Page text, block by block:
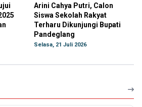
Arini Cahya Putri, Calon
Siswa Sekolah Rakyat
Terharu Dikunjungi Bupati
Pandeglang
Selasa, 21 Juli 2026